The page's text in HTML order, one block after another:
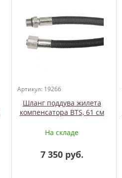
Артикул: 19266
Шланг поддува жилета
компенсатора BTS, 61 см
На складе
7 350 руб.